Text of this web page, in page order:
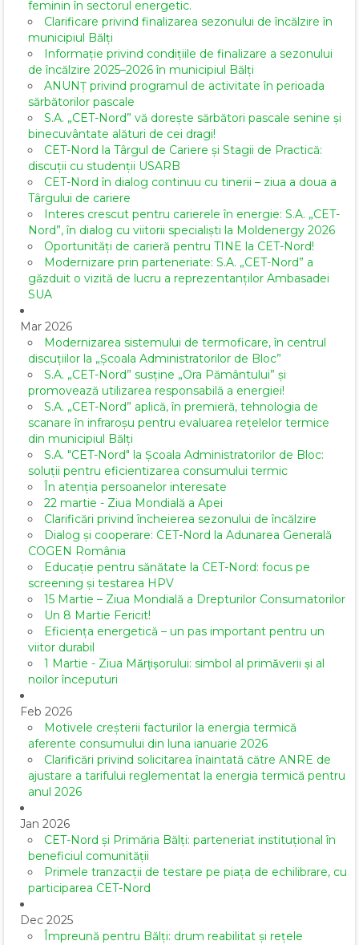
feminin în sectorul energetic.
Clarificare privind finalizarea sezonului de încălzire în
municipiul Bălți
Informație privind condițiile de finalizare a sezonului
de încălzire 2025–2026 în municipiul Bălți
ANUNȚ privind programul de activitate în perioada
sărbătorilor pascale
S.A. „CET-Nord” vă dorește sărbători pascale senine și
binecuvântate alături de cei dragi!
CET-Nord la Târgul de Cariere și Stagii de Practică:
discuții cu studenții USARB
CET-Nord în dialog continuu cu tinerii – ziua a doua a
Târgului de cariere
Interes crescut pentru carierele în energie: S.A. „CET-
Nord”, în dialog cu viitorii specialiști la Moldenergy 2026
Oportunități de carieră pentru TINE la CET-Nord!
Modernizare prin parteneriate: S.A. „CET-Nord” a
găzduit o vizită de lucru a reprezentanților Ambasadei
SUA
Mar 2026
Modernizarea sistemului de termoficare, în centrul
discuțiilor la „Școala Administratorilor de Bloc”
S.A. „CET-Nord” susține „Ora Pământului” și
promovează utilizarea responsabilă a energiei!
S.A. „CET-Nord” aplică, în premieră, tehnologia de
scanare în infraroșu pentru evaluarea rețelelor termice
din municipiul Bălți
S.A. "CET-Nord" la Școala Administratorilor de Bloc:
soluții pentru eficientizarea consumului termic
În atenția persoanelor interesate
22 martie - Ziua Mondială a Apei
Clarificări privind încheierea sezonului de încălzire
Dialog și cooperare: CET-Nord la Adunarea Generală
COGEN România
Educație pentru sănătate la CET-Nord: focus pe
screening și testarea HPV
15 Martie – Ziua Mondială a Drepturilor Consumatorilor
Un 8 Martie Fericit!
Eficiența energetică – un pas important pentru un
viitor durabil
1 Martie - Ziua Mărțișorului: simbol al primăverii și al
noilor începuturi
Feb 2026
Motivele creșterii facturilor la energia termică
aferente consumului din luna ianuarie 2026
Clarificări privind solicitarea înaintată către ANRE de
ajustare a tarifului reglementat la energia termică pentru
anul 2026
Jan 2026
CET-Nord și Primăria Bălți: parteneriat instituțional în
beneficiul comunității
Primele tranzacții de testare pe piața de echilibrare, cu
participarea CET-Nord
Dec 2025
Împreună pentru Bălți: drum reabilitat și rețele